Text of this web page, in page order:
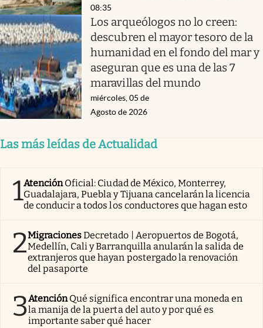
08:35
Los arqueólogos no lo creen:
descubren el mayor tesoro de la
humanidad en el fondo del mar y
aseguran que es una de las 7
maravillas del mundo
miércoles, 05 de
Agosto de 2026
Las más leídas de Actualidad
1AtenciónOficial: Ciudad de México, Monterrey,
Guadalajara, Puebla y Tijuana cancelarán la licencia
de conducir a todos los conductores que hagan esto
2MigracionesDecretado | Aeropuertos de Bogotá,
Medellín, Cali y Barranquilla anularán la salida de
extranjeros que hayan postergado la renovación
del pasaporte
3AtenciónQué significa encontrar una moneda en
la manija de la puerta del auto y por qué es
importante saber qué hacer